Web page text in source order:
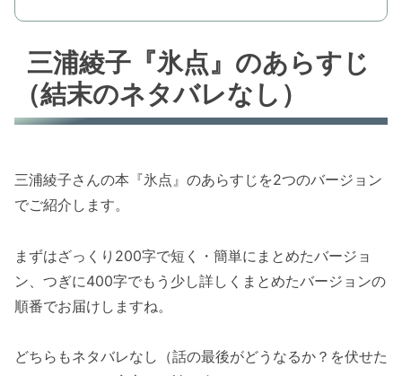
三浦綾子『氷点』のあらすじ
（結末のネタバレなし）
三浦綾子さんの本『氷点』のあらすじを2つのバージョン
でご紹介します。
まずはざっくり200字で短く・簡単にまとめたバージョ
ン、つぎに400字でもう少し詳しくまとめたバージョンの
順番でお届けしますね。
どちらもネタバレなし（話の最後がどうなるか？を伏せた